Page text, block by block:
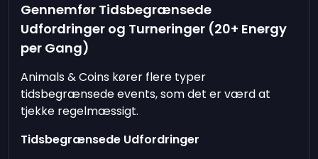
Gennemfør Tidsbegrænsede
Udfordringer og Turneringer (20+ Energy
per Gang)
Animals & Coins kører flere typer
tidsbegrænsede events, som det er værd at
tjekke regelmæssigt.
Tidsbegrænsede Udfordringer